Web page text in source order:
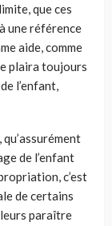
que ces
une référence
aide, comme
plaira toujours
l’enfant,
de l’enfant
c’est
de certains
paraître